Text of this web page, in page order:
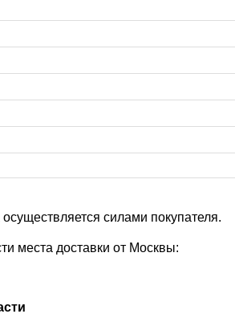
силами покупателя.
места доставки от Москвы: